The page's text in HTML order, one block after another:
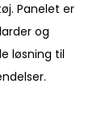
Panelet er
og
løsning til